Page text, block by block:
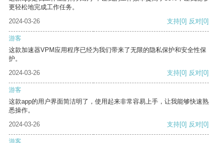
更轻松地完成工作任务。
2024-03-26
支持[0] 反对[0]
游客
这款加速器VPM应用程序已经为我们带来了无限的隐私保护和安全性保
护。
2024-03-26
支持[0] 反对[0]
游客
这款app的用户界面简洁明了，使用起来非常容易上手，让我能够快速熟
悉操作。
2024-03-26
支持[0] 反对[0]
游客